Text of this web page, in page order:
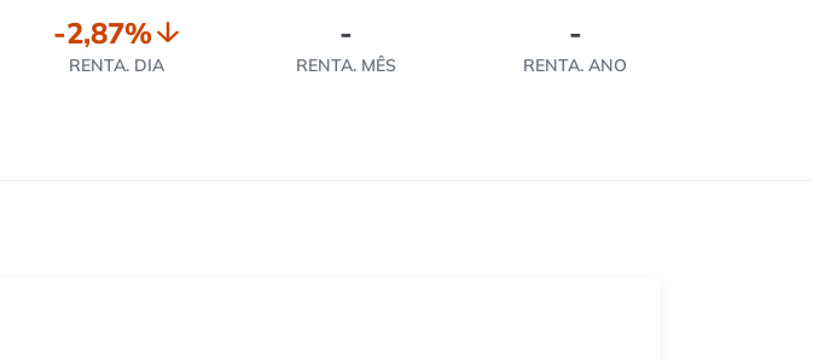
-2,87%
RENTA. DIA
-
RENTA. MÊS
-
RENTA. ANO